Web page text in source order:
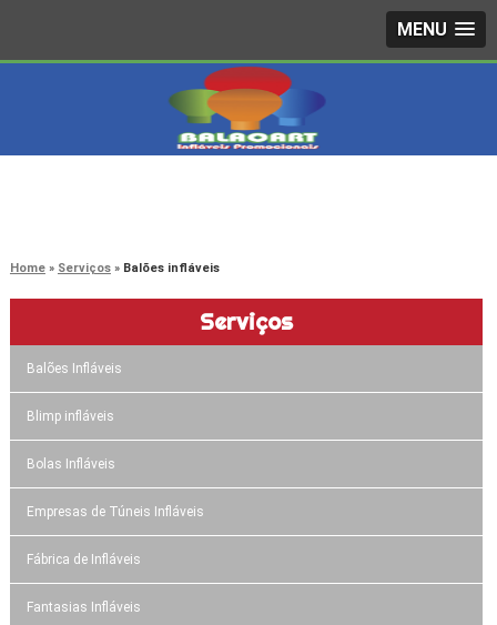
MENU
Home Serviços Balões infláveis
Serviços
Balões Infláveis
Blimp infláveis
Bolas Infláveis
Empresas de Túneis Infláveis
Fábrica de Infláveis
Fantasias Infláveis